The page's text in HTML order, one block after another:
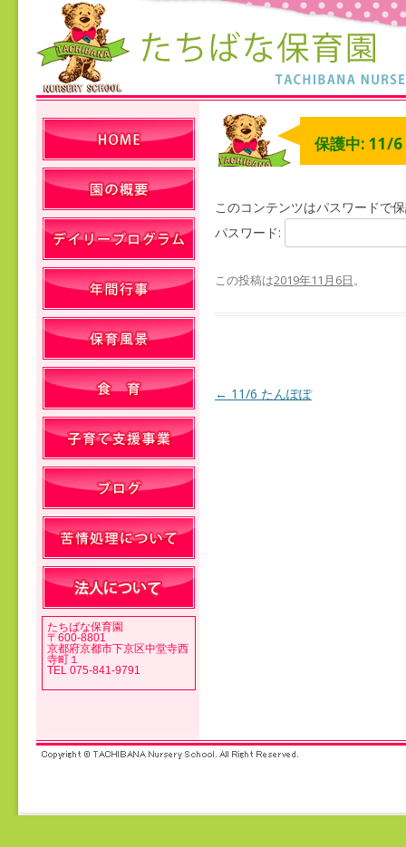
保護中: 11/6
このコンテンツはパスワードで
パスワード:
この投稿は2019年11月6日。
投稿ナビゲーション
← 11/6 たんぽぽ
たちばな保育園
〒600-8801
京都府京都市下京区中堂寺西
寺町１
TEL 075-841-9791